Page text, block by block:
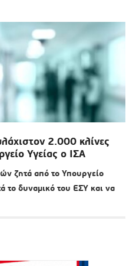
2.000 κλίνες
Υγείας ο ΙΣΑ
ζητά από το Υπουργείο
το δυναμικό του ΕΣΥ και να